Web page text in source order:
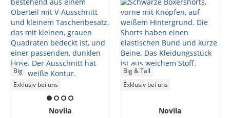
Big
Exklusiv bei uns
Novila
Big & Tall
Exklusiv bei uns
Novila